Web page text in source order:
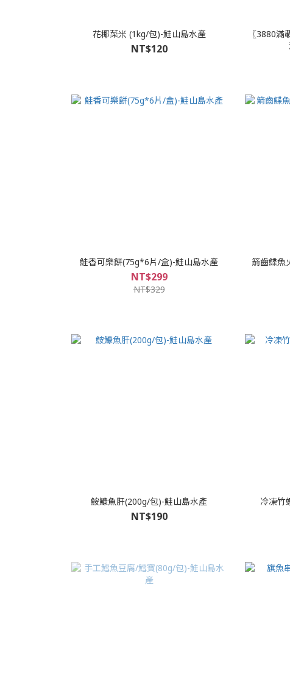
花椰菜米 (1kg/包)-鮭山島水產
NT$120
〖3880
鮭香可樂餅(75g*6片/盒)-鮭山島水產
NT$299
NT$329
箭齒鰈魚
鮟鱇魚肝(200g/包)-鮭山島水產
NT$190
冷凍竹